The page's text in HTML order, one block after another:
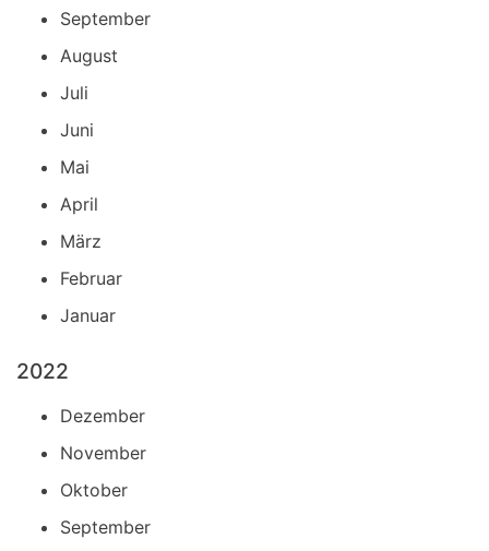
September
August
Juli
Juni
Mai
April
März
Februar
Januar
2022
Dezember
November
Oktober
September